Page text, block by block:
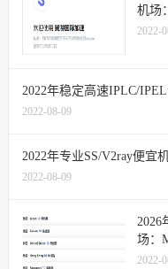
机场
2022-
2022年稳定高速IPLC/
2022-08-09
2022年专业SS/V2ray便宜
2022-08-09
2026
场：
2022-